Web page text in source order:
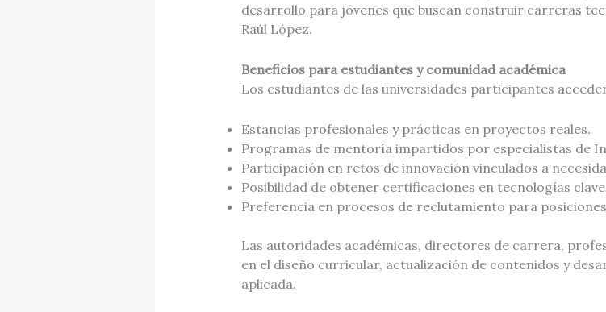
desarrollo para jóvenes que buscan construir carreras
Raúl López.
Beneficios para estudiantes y comunidad académica
Los estudiantes de las universidades participantes
Estancias profesionales y prácticas en proyectos reales.
Programas de mentoría impartidos por especialistas de
Participación en retos de innovación vinculados a
Posibilidad de obtener certificaciones en tecnologías
Preferencia en procesos de reclutamiento para
Las autoridades académicas, directores de carrera,
en el diseño curricular, actualización de contenidos y
aplicada.